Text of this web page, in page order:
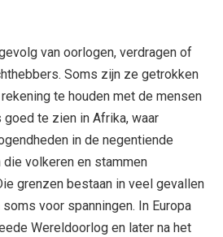
van oorlogen, verdragen of
Soms zijn ze getrokken
te houden met de mensen
te zien in Afrika, waar
in de negentiende
volkeren en stammen
grenzen bestaan in veel gevallen
voor spanningen. In Europa
Wereldoorlog en later na het